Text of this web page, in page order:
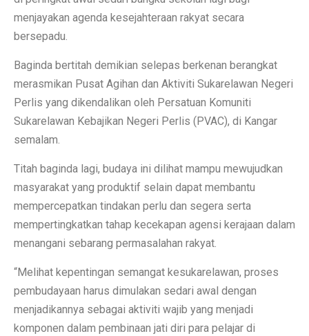
menjayakan agenda kesejahteraan rakyat secara
bersepadu.
Baginda bertitah demikian selepas berkenan berangkat
merasmikan Pusat Agihan dan Aktiviti Sukarelawan Negeri
Perlis yang dikendalikan oleh Persatuan Komuniti
Sukarelawan Kebajikan Negeri Perlis (PVAC), di Kangar
semalam.
Titah baginda lagi, budaya ini dilihat mampu mewujudkan
masyarakat yang produktif selain dapat membantu
mempercepatkan tindakan perlu dan segera serta
mempertingkatkan tahap kecekapan agensi kerajaan dalam
menangani sebarang permasalahan rakyat.
“Melihat kepentingan semangat kesukarelawan, proses
pembudayaan harus dimulakan sedari awal dengan
menjadikannya sebagai aktiviti wajib yang menjadi
komponen dalam pembinaan jati diri para pelajar di